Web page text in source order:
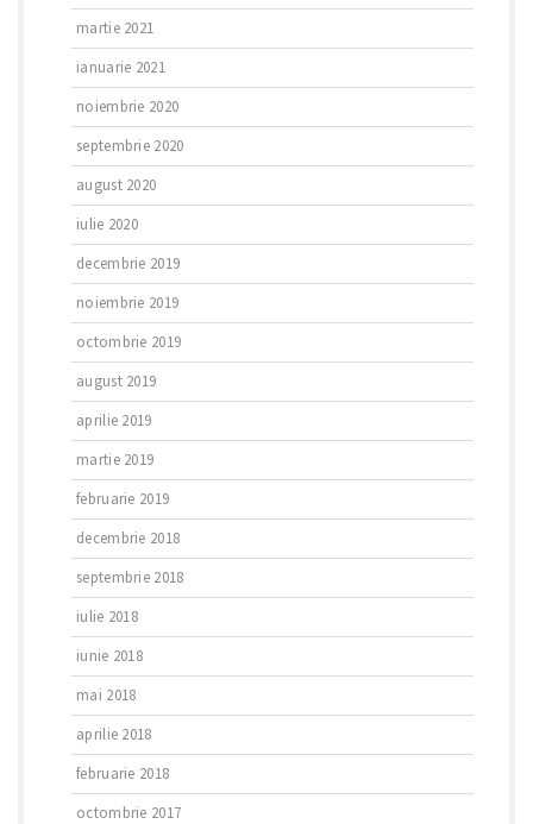
martie 2021
ianuarie 2021
noiembrie 2020
septembrie 2020
august 2020
iulie 2020
decembrie 2019
noiembrie 2019
octombrie 2019
august 2019
aprilie 2019
martie 2019
februarie 2019
decembrie 2018
septembrie 2018
iulie 2018
iunie 2018
mai 2018
aprilie 2018
februarie 2018
octombrie 2017